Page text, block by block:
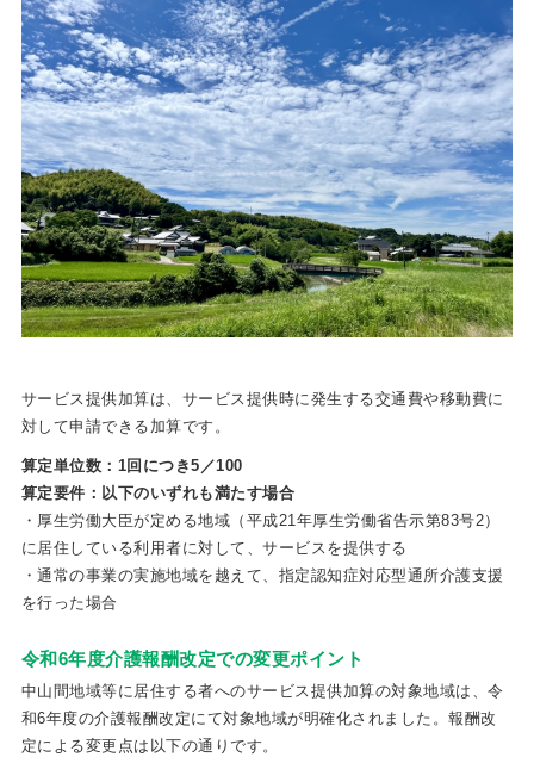
サービス提供加算は、サービス提供時に発生する交通費や移動費に
対して申請できる加算です。
算定単位数：1回につき5／100
算定要件：以下のいずれも満たす場合
・厚生労働大臣が定める地域（平成21年厚生労働省告示第83号2）
に居住している利用者に対して、サービスを提供する
・通常の事業の実施地域を越えて、指定認知症対応型通所介護支援
を行った場合
令和6年度介護報酬改定での変更ポイント
中山間地域等に居住する者へのサービス提供加算の対象地域は、令
和6年度の介護報酬改定にて対象地域が明確化されました。報酬改
定による変更点は以下の通りです。